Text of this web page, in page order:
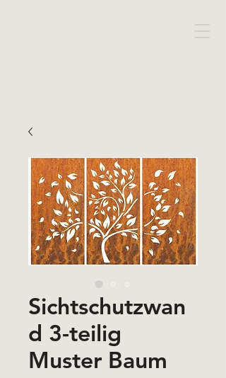
Sichtschutzwan
d 3-teilig
Muster Baum